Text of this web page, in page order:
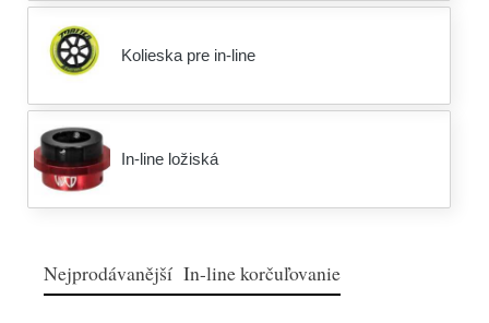
Kolieska pre in-line
In-line ložiská
Nejprodávanější In-line korčuľovanie